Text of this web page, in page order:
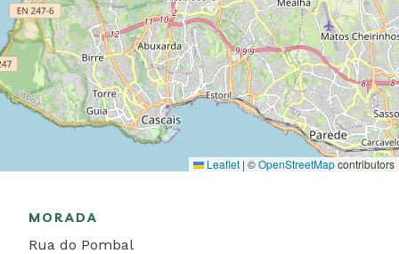
Leaflet | ©OpenStreetMapcontributors
MORADA
Rua do Pombal